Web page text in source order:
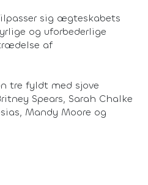
sig ægteskabets
og uforbederlige
af
tre fyldt med sjove
Spears, Sarah Chalke
Mandy Moore og